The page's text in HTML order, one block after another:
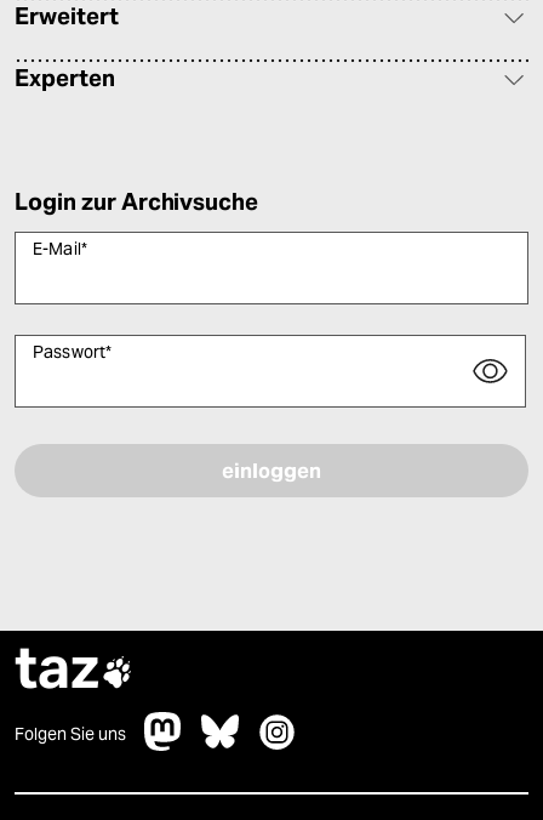
Erweitert
Experten
Login zur Archivsuche
E-Mail*
Passwort*
taz
Folgen Sie uns